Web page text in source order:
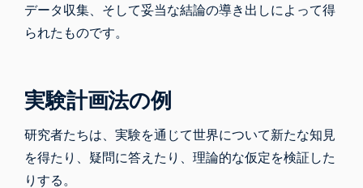
データ収集、そして妥当な結論の導き出しによって得
られたものです。
実験計画法の例
研究者たちは、実験を通じて世界について新たな知見
を得たり、疑問に答えたり、理論的な仮定を検証した
りする。